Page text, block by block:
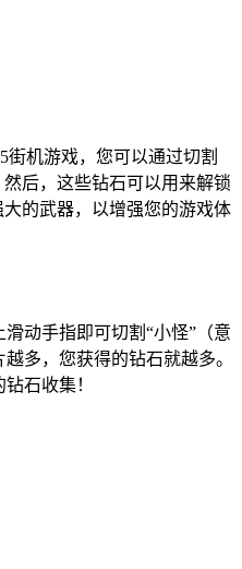
街机游戏，您可以通过切割
后，这些钻石可以用来解锁
的武器，以增强您的游戏体
动手指即可切割“小怪”（意
多，您获得的钻石就越多。
石收集！